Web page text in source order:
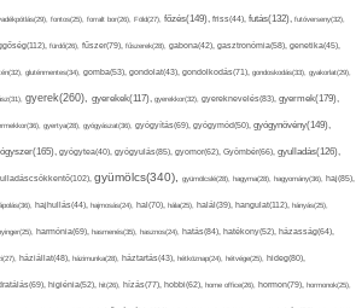
fontos(25), forralt bor(26), Föld(27), főzés(149), friss(44), futás(132), futóverseny(32),
fürdő(26), fűszer(79), fűszerek(28), gabona(42), gasztronómia(58), genetika(45),
gluténmentes(34), gomba(53), gondolat(43), gondolkodás(71), gondoskodás(33), gyakorlat(29),
gyerek(260), gyerekek(117), gyerekkor(32), gyereknevelés(83), gyermek(179),
gyertya(28), gyógyászat(36), gyógyítás(69), gyógymód(50), gyógynövény(149),
gyógytea(40), gyógyulás(85), gyomor(62), Gyömbér(66), gyulladás(126),
gyümölcs(340), gyümölcslé(28), hagyma(28), hagyomány(36), haj(85),
hajhullás(44), hajmosás(24), hal(70), hála(25), halál(39), hangulat(112), hányás(25),
harmónia(69), hasmenés(35), hasznos(24), hatás(84), hatékony(52), házasság(64),
háziállat(48), házimunka(28), háztartás(43), hétköznap(24), hétvége(25), hideg(80),
higiénia(52), hit(26), hízás(77), hobbi(62), home office(26), hormon(79), hormonok(25),